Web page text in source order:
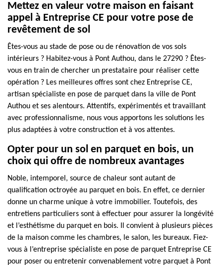
Mettez en valeur votre maison en faisant
appel à Entreprise CE pour votre pose de
revêtement de sol
Êtes-vous au stade de pose ou de rénovation de vos sols
intérieurs ? Habitez-vous à Pont Authou, dans le 27290 ? Êtes-
vous en train de chercher un prestataire pour réaliser cette
opération ? Les meilleures offres sont chez Entreprise CE,
artisan spécialiste en pose de parquet dans la ville de Pont
Authou et ses alentours. Attentifs, expérimentés et travaillant
avec professionnalisme, nous vous apportons les solutions les
plus adaptées à votre construction et à vos attentes.
Opter pour un sol en parquet en bois, un
choix qui offre de nombreux avantages
Noble, intemporel, source de chaleur sont autant de
qualification octroyée au parquet en bois. En effet, ce dernier
donne un charme unique à votre immobilier. Toutefois, des
entretiens particuliers sont à effectuer pour assurer la longévité
et l’esthétisme du parquet en bois. Il convient à plusieurs pièces
de la maison comme les chambres, le salon, les bureaux. Fiez-
vous à l’entreprise spécialiste en pose de parquet Entreprise CE
pour poser ou entretenir convenablement votre parquet à Pont